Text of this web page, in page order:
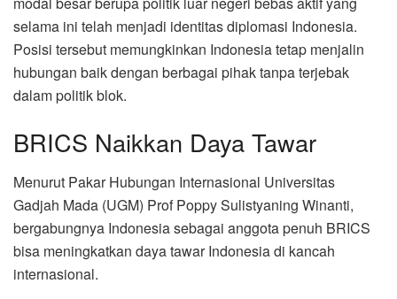
selama ini telah menjadi identitas diplomasi Indonesia.
Posisi tersebut memungkinkan Indonesia tetap menjalin
hubungan baik dengan berbagai pihak tanpa terjebak
dalam politik blok.
BRICS Naikkan Daya Tawar
Menurut Pakar Hubungan Internasional Universitas
Gadjah Mada (UGM) Prof Poppy Sulistyaning Winanti,
bergabungnya Indonesia sebagai anggota penuh BRICS
bisa meningkatkan daya tawar Indonesia di kancah
internasional.